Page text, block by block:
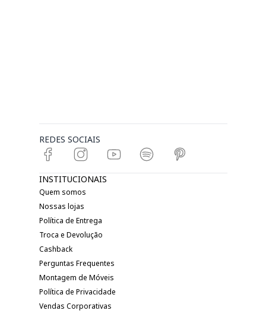
REDES SOCIAIS
INSTITUCIONAIS
Quem somos
Nossas lojas
Política de Entrega
Troca e Devolução
Cashback
Perguntas Frequentes
Montagem de Móveis
Política de Privacidade
Vendas Corporativas